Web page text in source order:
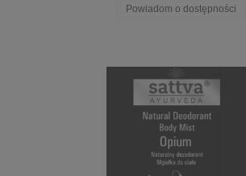
Powiadom o dostępności